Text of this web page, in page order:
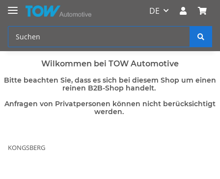
DE
Wilkommen bei TOW Automotive
Bitte beachten Sie, dass es sich bei diesem Shop um einen
reinen B2B-Shop handelt.
Anfragen von Privatpersonen können nicht berücksichtigt
werden.
KONGSBERG